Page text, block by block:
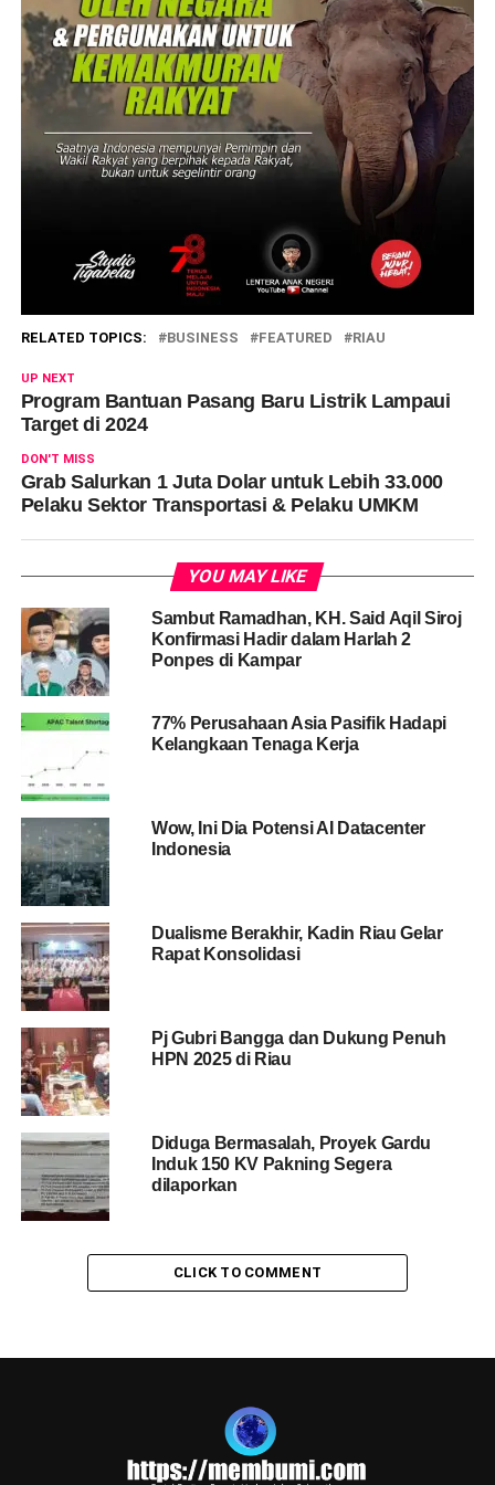
RELATED TOPICS: BUSINESS FEATURED RIAU
UP NEXT
Program Bantuan Pasang Baru Listrik Lampaui
Target di 2024
DON'T MISS
Grab Salurkan 1 Juta Dolar untuk Lebih 33.000
Pelaku Sektor Transportasi & Pelaku UMKM
YOU MAY LIKE
Sambut Ramadhan, KH. Said Aqil Siroj
Konfirmasi Hadir dalam Harlah 2
Ponpes di Kampar
77% Perusahaan Asia Pasifik Hadapi
Kelangkaan Tenaga Kerja
Wow, Ini Dia Potensi AI Datacenter
Indonesia
Dualisme Berakhir, Kadin Riau Gelar
Rapat Konsolidasi
Pj Gubri Bangga dan Dukung Penuh
HPN 2025 di Riau
Diduga Bermasalah, Proyek Gardu
Induk 150 KV Pakning Segera
dilaporkan
CLICK TO COMMENT